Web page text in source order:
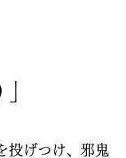
投げつけ、邪鬼